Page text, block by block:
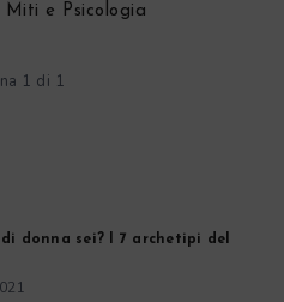
Miti e Psicologia
1 di 1
di donna sei? I 7 archetipi del